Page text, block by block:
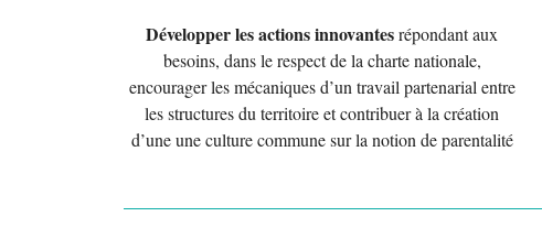
Développer les actions innovantesrépondant aux
besoins, dans le respect de la charte nationale,
encourager les mécaniques d’un travail partenarial entre
les structures du territoire et contribuer à la création
d’une une culture commune sur la notion de parentalité